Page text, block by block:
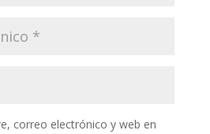
correo electrónico y web en